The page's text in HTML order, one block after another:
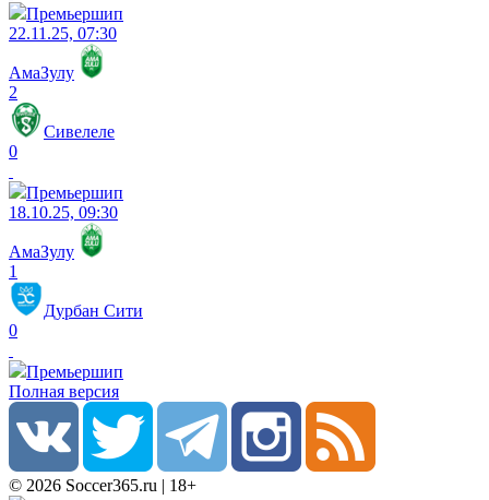
Премьершип
22.11.25, 07:30
АмаЗулу
2
Сивелеле
0
Премьершип
18.10.25, 09:30
АмаЗулу
1
Дурбан Сити
0
Премьершип
Полная версия
© 2026 Soccer365.ru | 18+